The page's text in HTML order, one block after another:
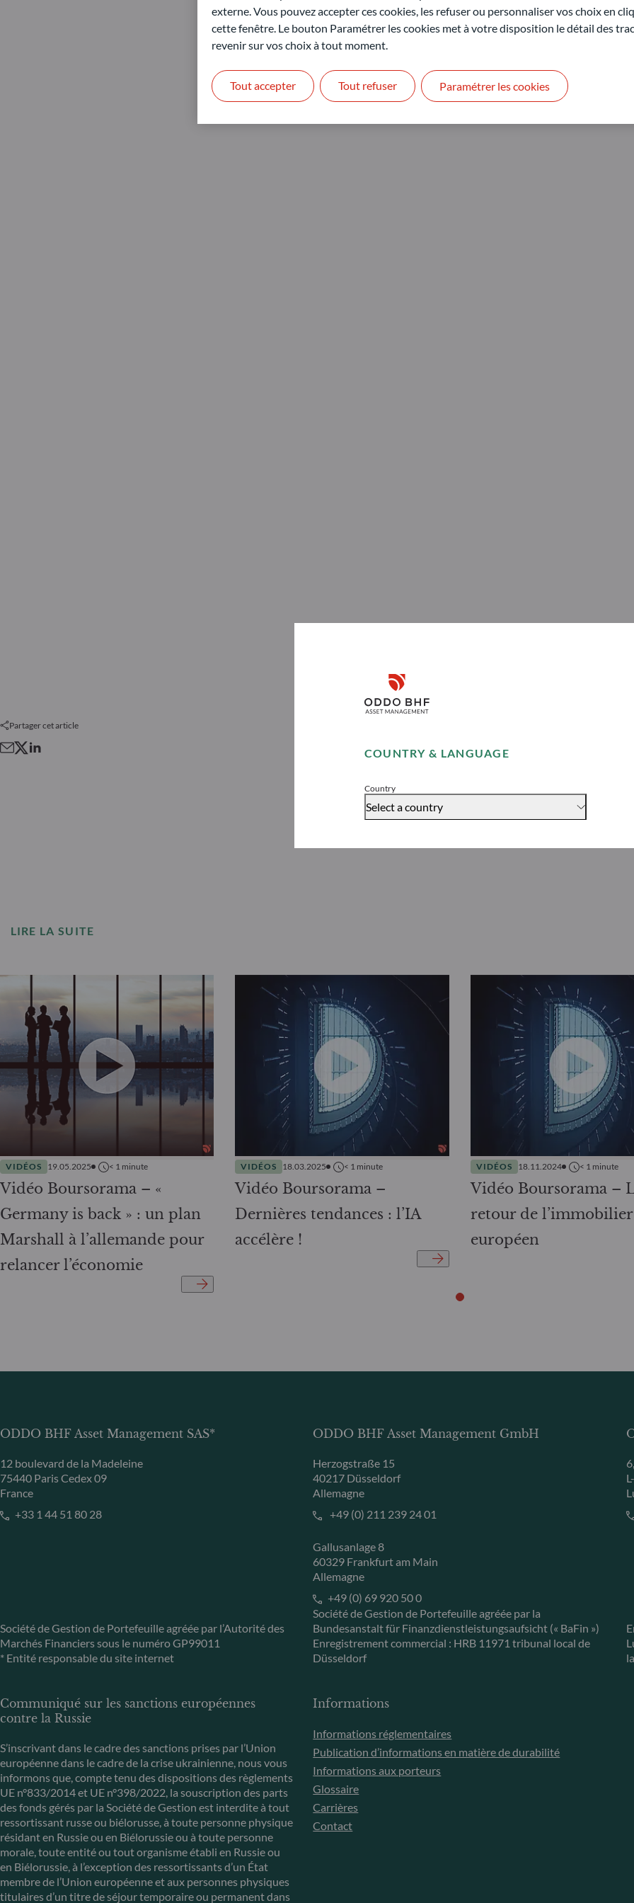
COUNTRY & LANGUAGE
Country
Select a country
Disclaimer
Accept
Partager cet article
LIRE LA SUITE
VIDÉOS 19.05.2025 < 1 minute
Vidéo Boursorama – «
Germany is back » : un plan
Marshall à l’allemande pour
relancer l’économie
VIDÉOS 18.03.2025 < 1 minute
Vidéo Boursorama –
Dernières tendances : l’IA
accélère !
VIDÉOS 18.11.2024 < 1 minute
Vidéo Boursorama –
retour de
européen
ODDO BHF Asset Management SAS*
12 boulevard de la Madeleine
75440 Paris Cedex 09
France
+33 1 44 51 80 28
Société de Gestion de Portefeuille agréée par l’Autorité des
Marchés Financiers sous le numéro GP99011
* Entité responsable du site internet
ODDO BHF Asset Management GmbH
Herzogstraße 15
40217 Düsseldorf
Allemagne
+49 (0) 211 239 24 01
Gallusanlage 8
60329 Frankfurt am Main
Allemagne
+49 (0) 69 920 50 0
Société de Gestion de Portefeuille agréée par la
Bundesanstalt für Finanzdienstleistungsaufsicht (« BaFin »)
Enregistrement commercial : HRB 11971 tribunal local de
Düsseldorf
Communiqué sur les sanctions européennes
contre la Russie
S’inscrivant dans le cadre des sanctions prises par l’Union
européenne dans le cadre de la crise ukrainienne, nous vous
informons que, compte tenu des dispositions des règlements
UE n°833/2014 et UE n°398/2022, la souscription des parts
des fonds gérés par la Société de Gestion est interdite à tout
ressortissant russe ou biélorusse, à toute personne physique
résidant en Russie ou en Biélorussie ou à toute personne
morale, toute entité ou tout organisme établi en Russie ou
en Biélorussie, à l’exception des ressortissants d’un État
membre de l’Union européenne et aux personnes physiques
titulaires d’un titre de séjour temporaire ou permanent dans
Informations
Informations réglementaires
Publication d’informations en matière de durabilité
Informations aux porteurs
Glossaire
Carrières
Contact
externe. Vous pouvez accepter ces cookies, les refuser ou personnaliser vos choix en
cette fenêtre. Le bouton Paramétrer les cookies met à votre disposition le détail des
revenir sur vos choix à tout moment.
Tout refuser
Tout accepter Paramétrer les cookies